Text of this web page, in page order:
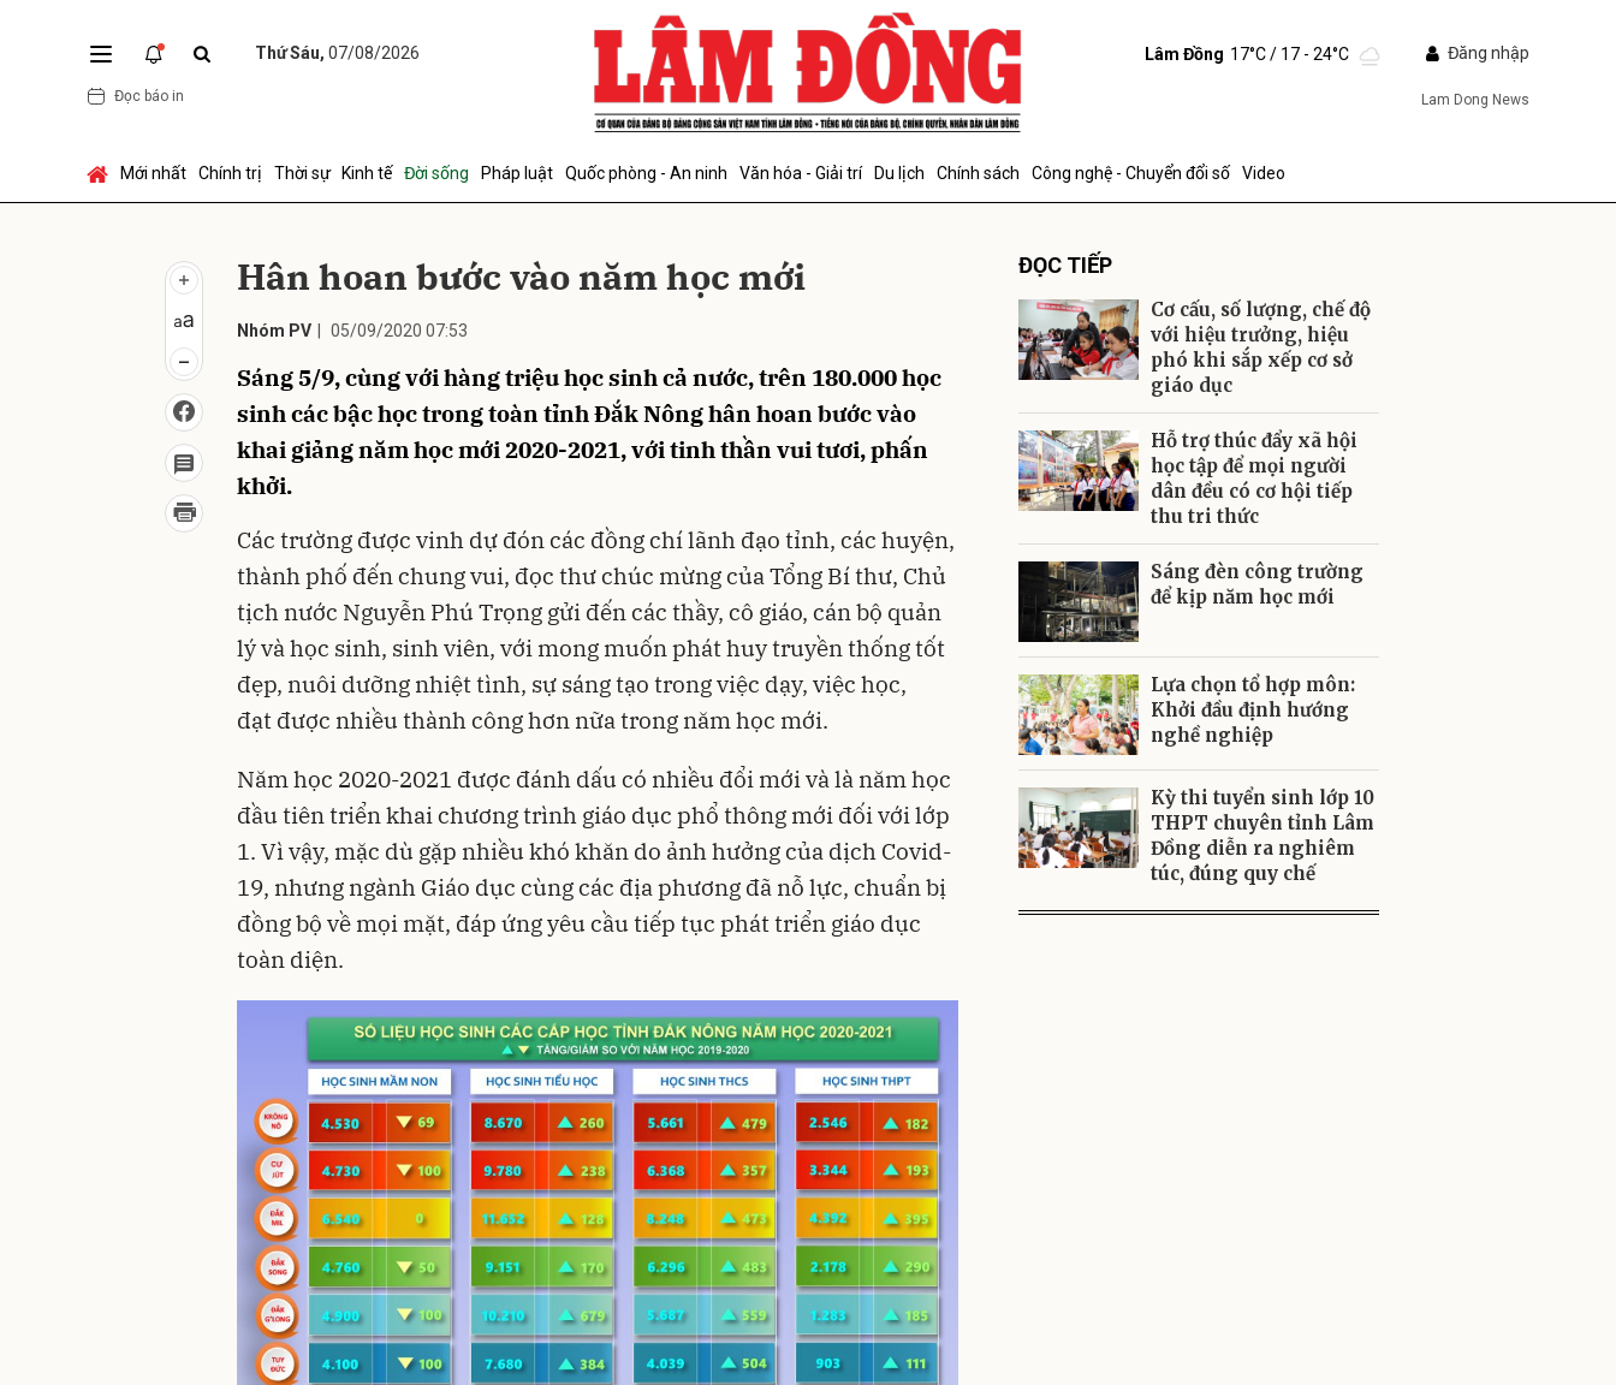
Thứ Sáu, 07/08/2026
Đọc báo in
Lâm Đồng 17°C/ 17 - 24°C Đăng nhập
Lam Dong News
Mới nhất Chính trị Thời sự Kinh tế Đời sống Pháp luật Quốc phòng - An ninh Văn hóa - Giải trí Du lịch Chính sách Công nghệ - Chuyển đổi số Video
Hân hoan bước vào năm học mới
Nhóm PV 05/09/2020 07:53
Sáng 5/9, cùng với hàng triệu học sinh cả nước, trên 180.000 học
sinh các bậc học trong toàn tỉnh Đắk Nông hân hoan bước vào
khai giảng năm học mới 2020-2021, với tinh thần vui tươi, phấn
khởi.
Các trường được vinh dự đón các đồng chí lãnh đạo tỉnh, các huyện,
thành phố đến chung vui, đọc thư chúc mừng của Tổng Bí thư, Chủ
tịch nước Nguyễn Phú Trọng gửi đến các thầy, cô giáo, cán bộ quản
lý và học sinh, sinh viên, với mong muốn phát huy truyền thống tốt
đẹp, nuôi dưỡng nhiệt tình, sự sáng tạo trong việc dạy, việc học,
đạt được nhiều thành công hơn nữa trong năm học mới.
Năm học 2020-2021 được đánh dấu có nhiều đổi mới và là năm học
đầu tiên triển khai chương trình giáo dục phổ thông mới đối với lớp
1. Vì vậy, mặc dù gặp nhiều khó khăn do ảnh hưởng của dịch Covid-
19, nhưng ngành Giáo dục cùng các địa phương đã nỗ lực, chuẩn bị
đồng bộ về mọi mặt, đáp ứng yêu cầu tiếp tục phát triển giáo dục
toàn diện.
ĐỌC TIẾP
Cơ cấu, số lượng, chế độ
với hiệu trưởng, hiệu
phó khi sắp xếp cơ sở
giáo dục
Hỗ trợ thúc đẩy xã hội
học tập để mọi người
dân đều có cơ hội tiếp
thu tri thức
Sáng đèn công trường
để kịp năm học mới
Lựa chọn tổ hợp môn:
Khởi đầu định hướng
nghề nghiệp
Kỳ thi tuyển sinh lớp 10
THPT chuyên tỉnh Lâm
Đồng diễn ra nghiêm
túc, đúng quy chế
Gửi bình luận